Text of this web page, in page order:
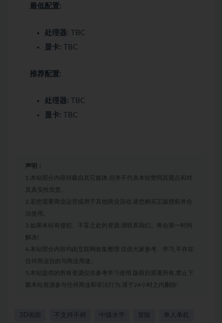
最低配置:
处理器: TBC
显卡: TBC
推荐配置:
处理器: TBC
显卡: TBC
声明：
1.本站部分内容转载自其它媒体,但并不代表本站赞同其观点和对
其真实性负责。
2.若您需要商业运营或用于其他商业活动,请您购买正版授权并合
法使用。
3.如果本站有侵犯、不妥之处的资源,请联系我们。将会第一时间
解决!
4.本站部分内容均由互联网收集整理,仅供大家参考、学习,不存在
任何商业目的与商业用途。
5.本站提供的所有资源仅供参考学习使用,版权归原著所有,禁止下
载本站资源参与任何商业和非法行为,请于24小时之内删除!
3D画面 不支持手柄 中级水平 冒险 单人单机